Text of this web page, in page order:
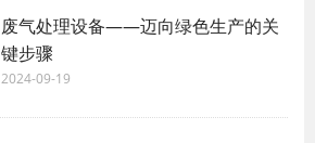
废气处理设备——迈向绿色生产的关
键步骤
2024-09-19